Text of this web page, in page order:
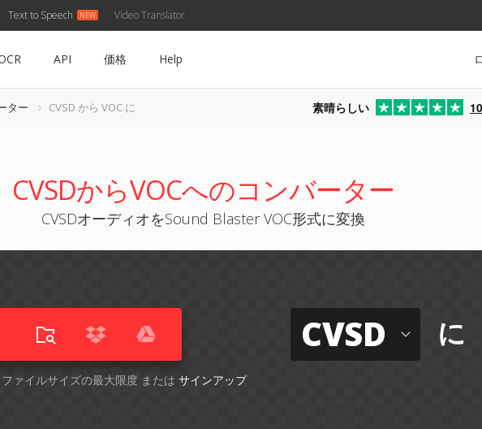
Text to Speech Video Translator
API 価格 Help
ター CVSD から VOC に 素晴らしい
CVSDからVOCへのコンバーター
CVSDオーディオをSound Blaster VOC形式に変換
ァイルサイズの最大限度 または サインアップ
CVSD に